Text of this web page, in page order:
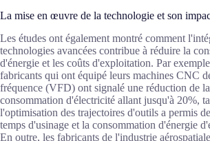
La mise en œuvre de la technologie et son
Les études ont également montré comment
technologies avancées contribue à réduire la
d'énergie et les coûts d'exploitation. Par
fabricants qui ont équipé leurs machines CNC
fréquence (VFD) ont signalé une réduction de la
consommation d'électricité allant jusqu'à 20%,
l'optimisation des trajectoires d'outils a permis
temps d'usinage et la consommation d'énergie
En outre, les fabricants de l'industrie